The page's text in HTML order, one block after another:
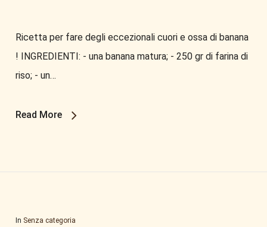
Ricetta per fare degli eccezionali cuori e ossa di banana
! INGREDIENTI: - una banana matura; - 250 gr di farina di
riso; - un…
Read More
In Senza categoria